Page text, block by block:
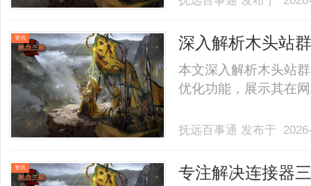
资讯
深入解析木头站
器
本文深入解析木头站
优化功能，展示其在
抚远百事通 发布于
资讯
专注解决连接器